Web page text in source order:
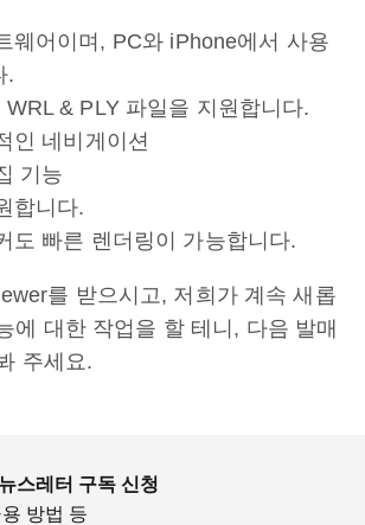
웨어이며, PC와 iPhone에서 사용
.
& PLY 파일을 지원합니다.
인 네비게이션
기능
합니다.
도 빠른 렌더링이 가능합니다.
를 받으시고, 저희가 계속 새롭
에 대한 작업을 할 테니, 다음 발매
주세요.
스레터 구독 신청
방법 등